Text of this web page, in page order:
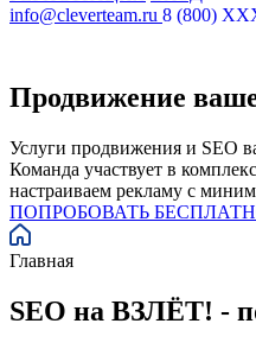
info@cleverteam.ru 8 (800)
Продвижение
Услуги продвижения и SEO
Команда участвует в
настраиваем рекламу с
ПОПРОБОВАТЬ
Главная
SEO на ВЗЛЁТ! -